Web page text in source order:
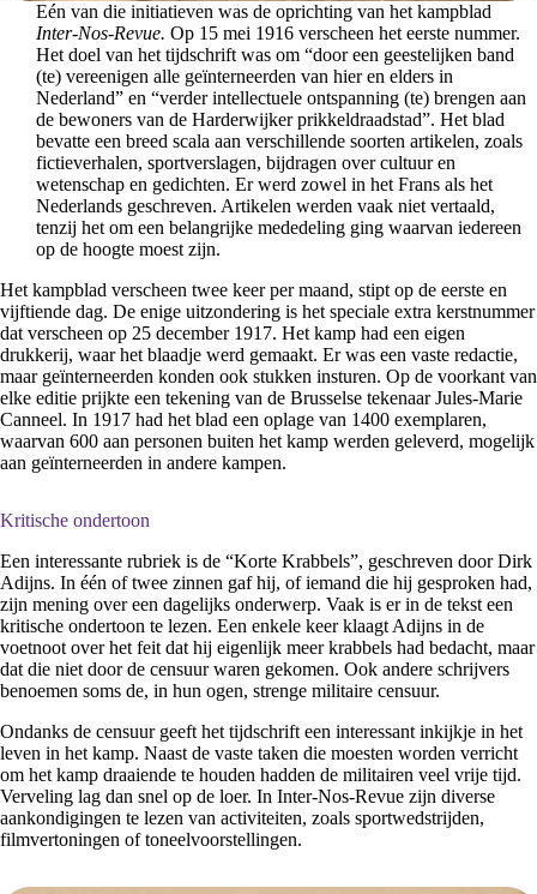
Eén van die initiatieven was de oprichting van het kampblad
Inter-Nos-Revue. Op 15 mei 1916 verscheen het eerste nummer.
Het doel van het tijdschrift was om “door een geestelijken band
(te) vereenigen alle geïnterneerden van hier en elders in
Nederland” en “verder intellectuele ontspanning (te) brengen aan
de bewoners van de Harderwijker prikkeldraadstad”. Het blad
bevatte een breed scala aan verschillende soorten artikelen, zoals
fictieverhalen, sportverslagen, bijdragen over cultuur en
wetenschap en gedichten. Er werd zowel in het Frans als het
Nederlands geschreven. Artikelen werden vaak niet vertaald,
tenzij het om een belangrijke mededeling ging waarvan iedereen
op de hoogte moest zijn.
Het kampblad verscheen twee keer per maand, stipt op de eerste en
vijftiende dag. De enige uitzondering is het speciale extra kerstnummer
dat verscheen op 25 december 1917. Het kamp had een eigen
drukkerij, waar het blaadje werd gemaakt. Er was een vaste redactie,
maar geïnterneerden konden ook stukken insturen. Op de voorkant van
elke editie prijkte een tekening van de Brusselse tekenaar Jules-Marie
Canneel. In 1917 had het blad een oplage van 1400 exemplaren,
waarvan 600 aan personen buiten het kamp werden geleverd, mogelijk
aan geïnterneerden in andere kampen.
Kritische ondertoon
Een interessante rubriek is de “Korte Krabbels”, geschreven door Dirk
Adijns. In één of twee zinnen gaf hij, of iemand die hij gesproken had,
zijn mening over een dagelijks onderwerp. Vaak is er in de tekst een
kritische ondertoon te lezen. Een enkele keer klaagt Adijns in de
voetnoot over het feit dat hij eigenlijk meer krabbels had bedacht, maar
dat die niet door de censuur waren gekomen. Ook andere schrijvers
benoemen soms de, in hun ogen, strenge militaire censuur.
Ondanks de censuur geeft het tijdschrift een interessant inkijkje in het
leven in het kamp. Naast de vaste taken die moesten worden verricht
om het kamp draaiende te houden hadden de militairen veel vrije tijd.
Verveling lag dan snel op de loer. In Inter-Nos-Revue zijn diverse
aankondigingen te lezen van activiteiten, zoals sportwedstrijden,
filmvertoningen of toneelvoorstellingen.